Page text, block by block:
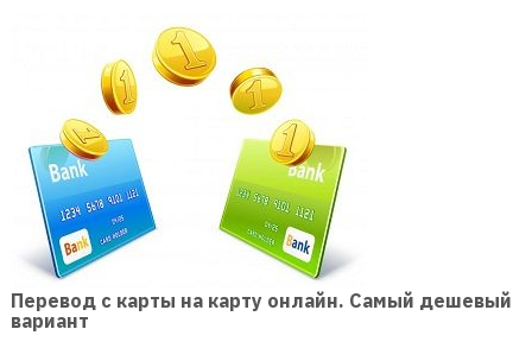
Перевод с карты на карту онлайн. Самый дешевый
вариант